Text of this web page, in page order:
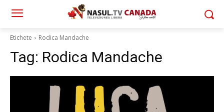
Etichete Rodica Mandache
Tag: Rodica Mandache